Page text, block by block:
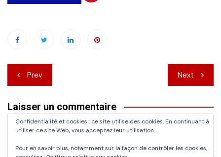
Navigation
de
l’article
Prev Next
Laisser un commentaire
Vous devezvous connecterpour publier un commentaire.
Confidentialité et cookies : ce site utilise des cookies. En continuant à
utiliser ce site Web, vous acceptez leur utilisation.
Pour en savoir plus, notamment sur la façon de contrôler les cookies,